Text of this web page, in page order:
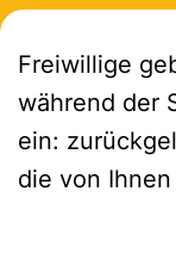
Freiwillige
während der
ein:
die von